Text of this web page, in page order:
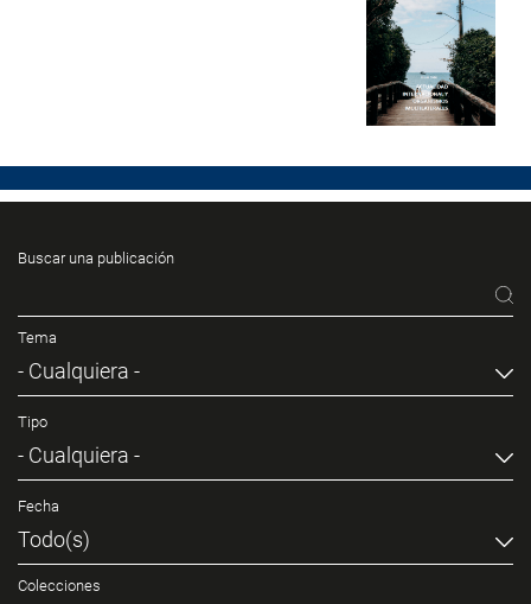
Buscar una publicación
Tema
- Cualquiera -
Tipo
- Cualquiera -
Fecha
Todo(s)
Colecciones